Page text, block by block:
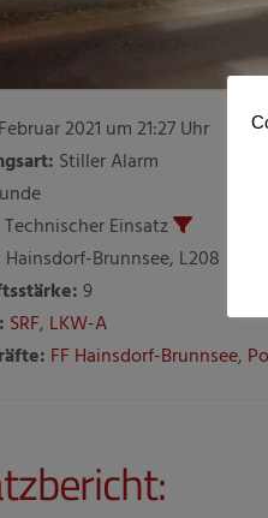
2021 um 21:27 Uhr
Stiller Alarm
Technischer Einsatz
Hainsdorf-Brunnsee, L208
9
SRF, LKW-A
FF Hainsdorf-Brunnsee,